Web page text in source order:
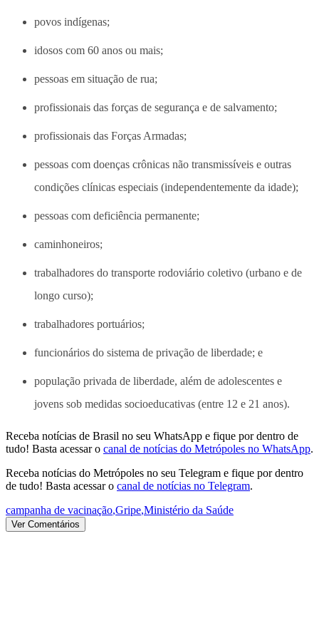
povos indígenas;
idosos com 60 anos ou mais;
pessoas em situação de rua;
profissionais das forças de segurança e de salvamento;
profissionais das Forças Armadas;
pessoas com doenças crônicas não transmissíveis e outras
condições clínicas especiais (independentemente da idade);
pessoas com deficiência permanente;
caminhoneiros;
trabalhadores do transporte rodoviário coletivo (urbano e de
longo curso);
trabalhadores portuários;
funcionários do sistema de privação de liberdade; e
população privada de liberdade, além de adolescentes e
jovens sob medidas socioeducativas (entre 12 e 21 anos).
Receba notícias de Brasil no seu WhatsApp e fique por dentro de
tudo! Basta acessar o canal de notícias do Metrópoles no WhatsApp.
Receba notícias do Metrópoles no seu Telegram e fique por dentro
de tudo! Basta acessar o canal de notícias no Telegram.
campanha de vacinação,Gripe,Ministério da Saúde
Ver Comentários